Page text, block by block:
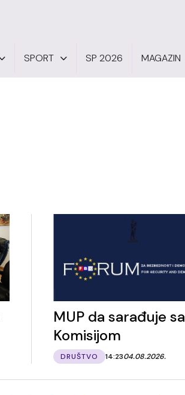
SPORT SP 2026 MAGAZIN
MUP da sarađuje sa
Komisijom
DRUŠTVO 14:2304.08.2026.